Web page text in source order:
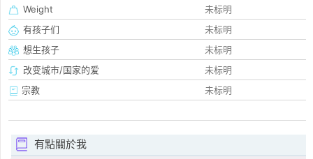
Weight
未标明
有孩子们
未标明
想生孩子
未标明
改变城市/国家的爱
未标明
宗教
未标明
有點關於我